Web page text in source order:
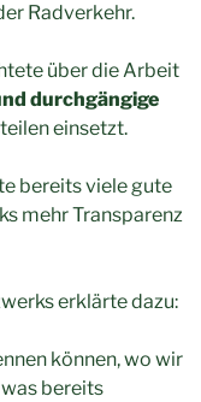
Radverkehr.
über die Arbeit
durchgängige
einsetzt.
bereits viele gute
mehr Transparenz
erklärte dazu:
können, wo wir
bereits